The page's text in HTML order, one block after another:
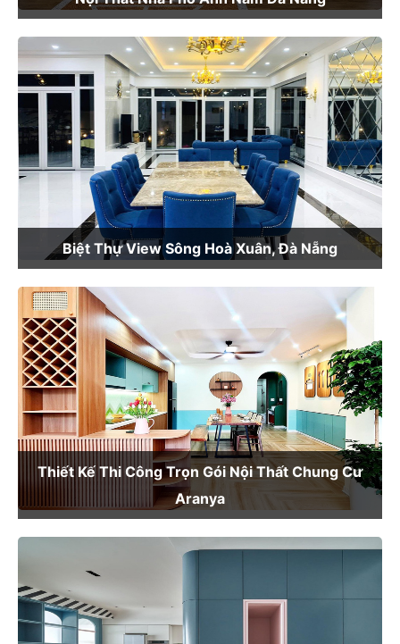
Biệt Thự View Sông Hoà Xuân, Đà Nẵng
Thiết Kế Thi Công Trọn Gói Nội Thất Chung Cư
Aranya